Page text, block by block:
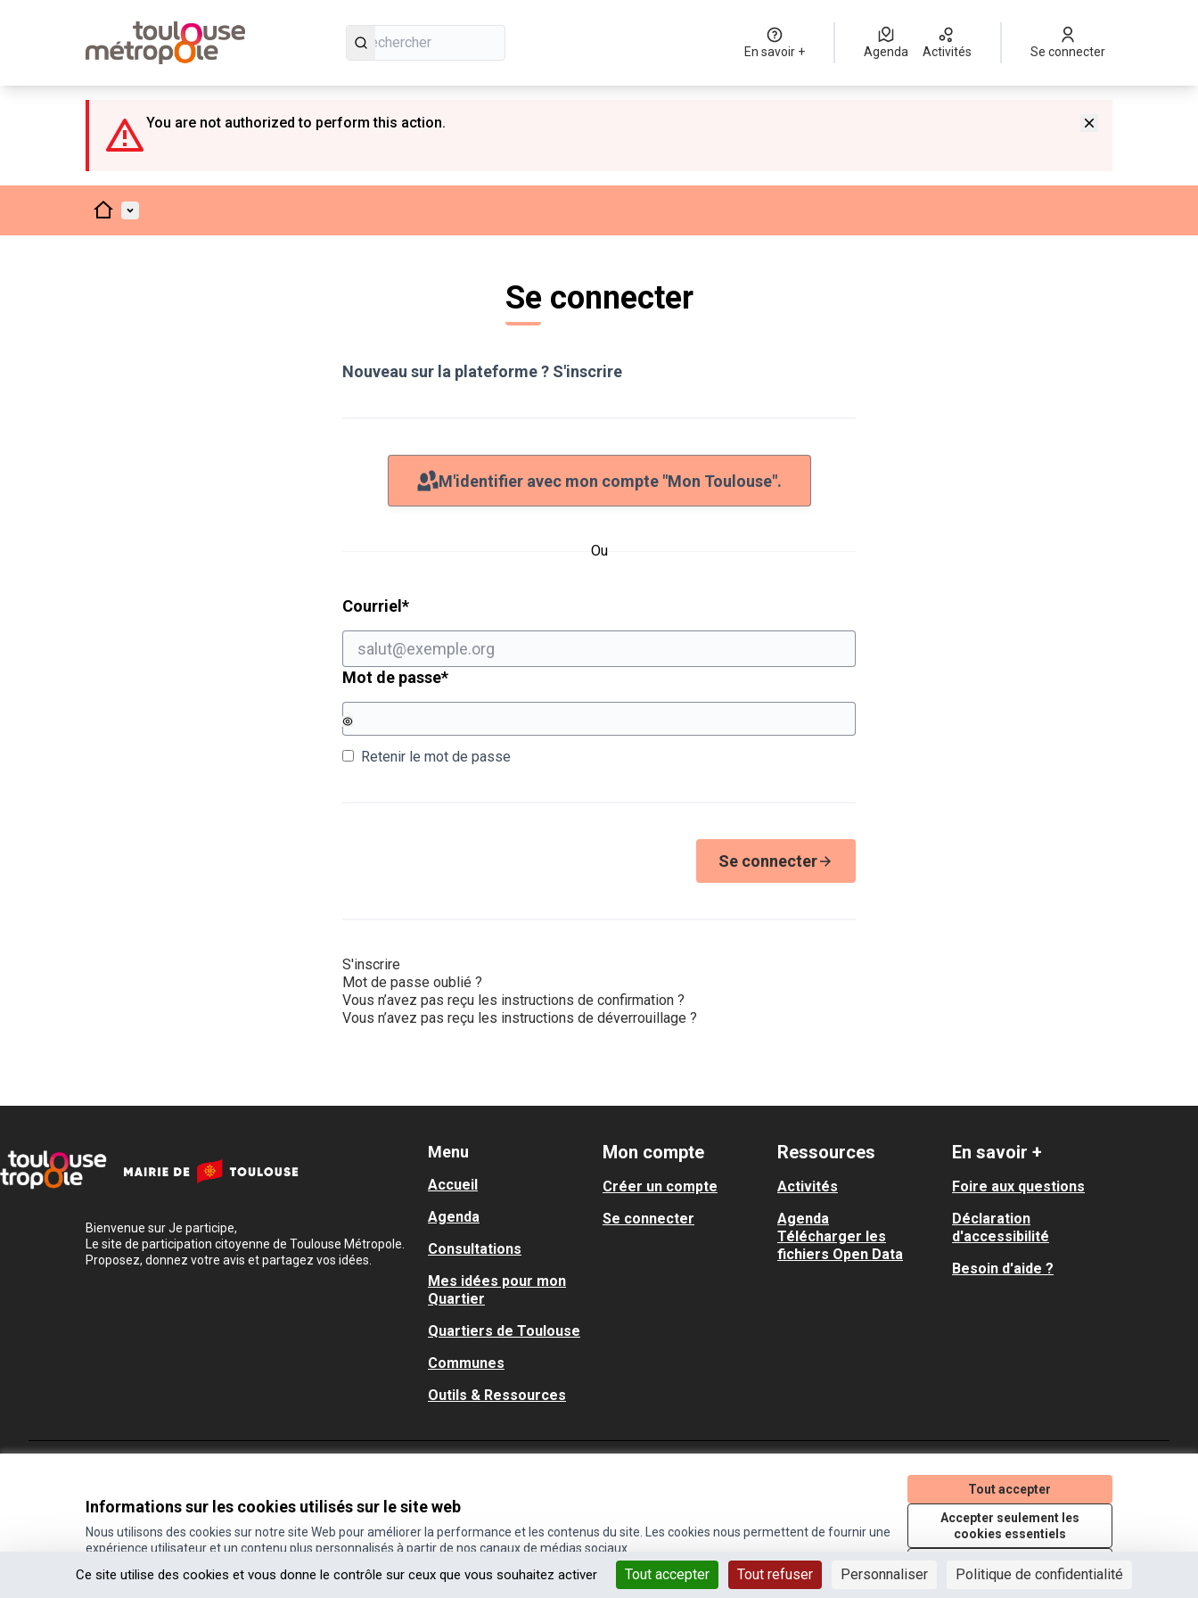
Ce site utilise des cookies et vous donne le contrôle sur ceux que vous souhaitez activer Tout accepter Tout refuser Personnaliser Politique de confidentialité
Informations sur les cookies utilisés sur le site web
Nous utilisons des cookies sur notre site Web pour améliorer la performance et les contenus du site. Les cookies nous permettent de fournir une
expérience utilisateur et un contenu plus personnalisés à partir de nos canaux de médias sociaux.
Tout accepter
Accepter seulement les
cookies essentiels
En savoir + Agenda Activités Se connecter
You are not authorized to perform this action.
AccueilMenu principal
Se connecter
Nouveau sur la plateforme ? S'inscrire
M'identifier avec mon compte "Mon Toulouse".
Ou
Courriel *Champ obligatoire
Mot de passe*Champ obligatoire
Retenir le mot de passe
Se connecter
S'inscrire
Mot de passe oublié ?
Vous n’avez pas reçu les instructions de confirmation ?
Vous n’avez pas reçu les instructions de déverrouillage ?
Bienvenue sur Je participe,
Le site de participation citoyenne de Toulouse Métropole.
Proposez, donnez votre avis et partagez vos idées.
Menu
Accueil
Agenda
Consultations
Mes idées pour mon
Quartier
Quartiers de Toulouse
Communes
Outils & Ressources
Mon compte
Créer un compte
Se connecter
Ressources
Activités
Agenda
Télécharger les
fichiers Open Data
En savoir +
Foire aux questions
Déclaration
d'accessibilité
Besoin d'aide ?
(Lien externe)
(Lien externe)
(Lien externe)
(Lien externe)
Site réalisé grâce aulogiciel libre Decidim
(Lien externe)
.
Licence Creative
(Lien externe)